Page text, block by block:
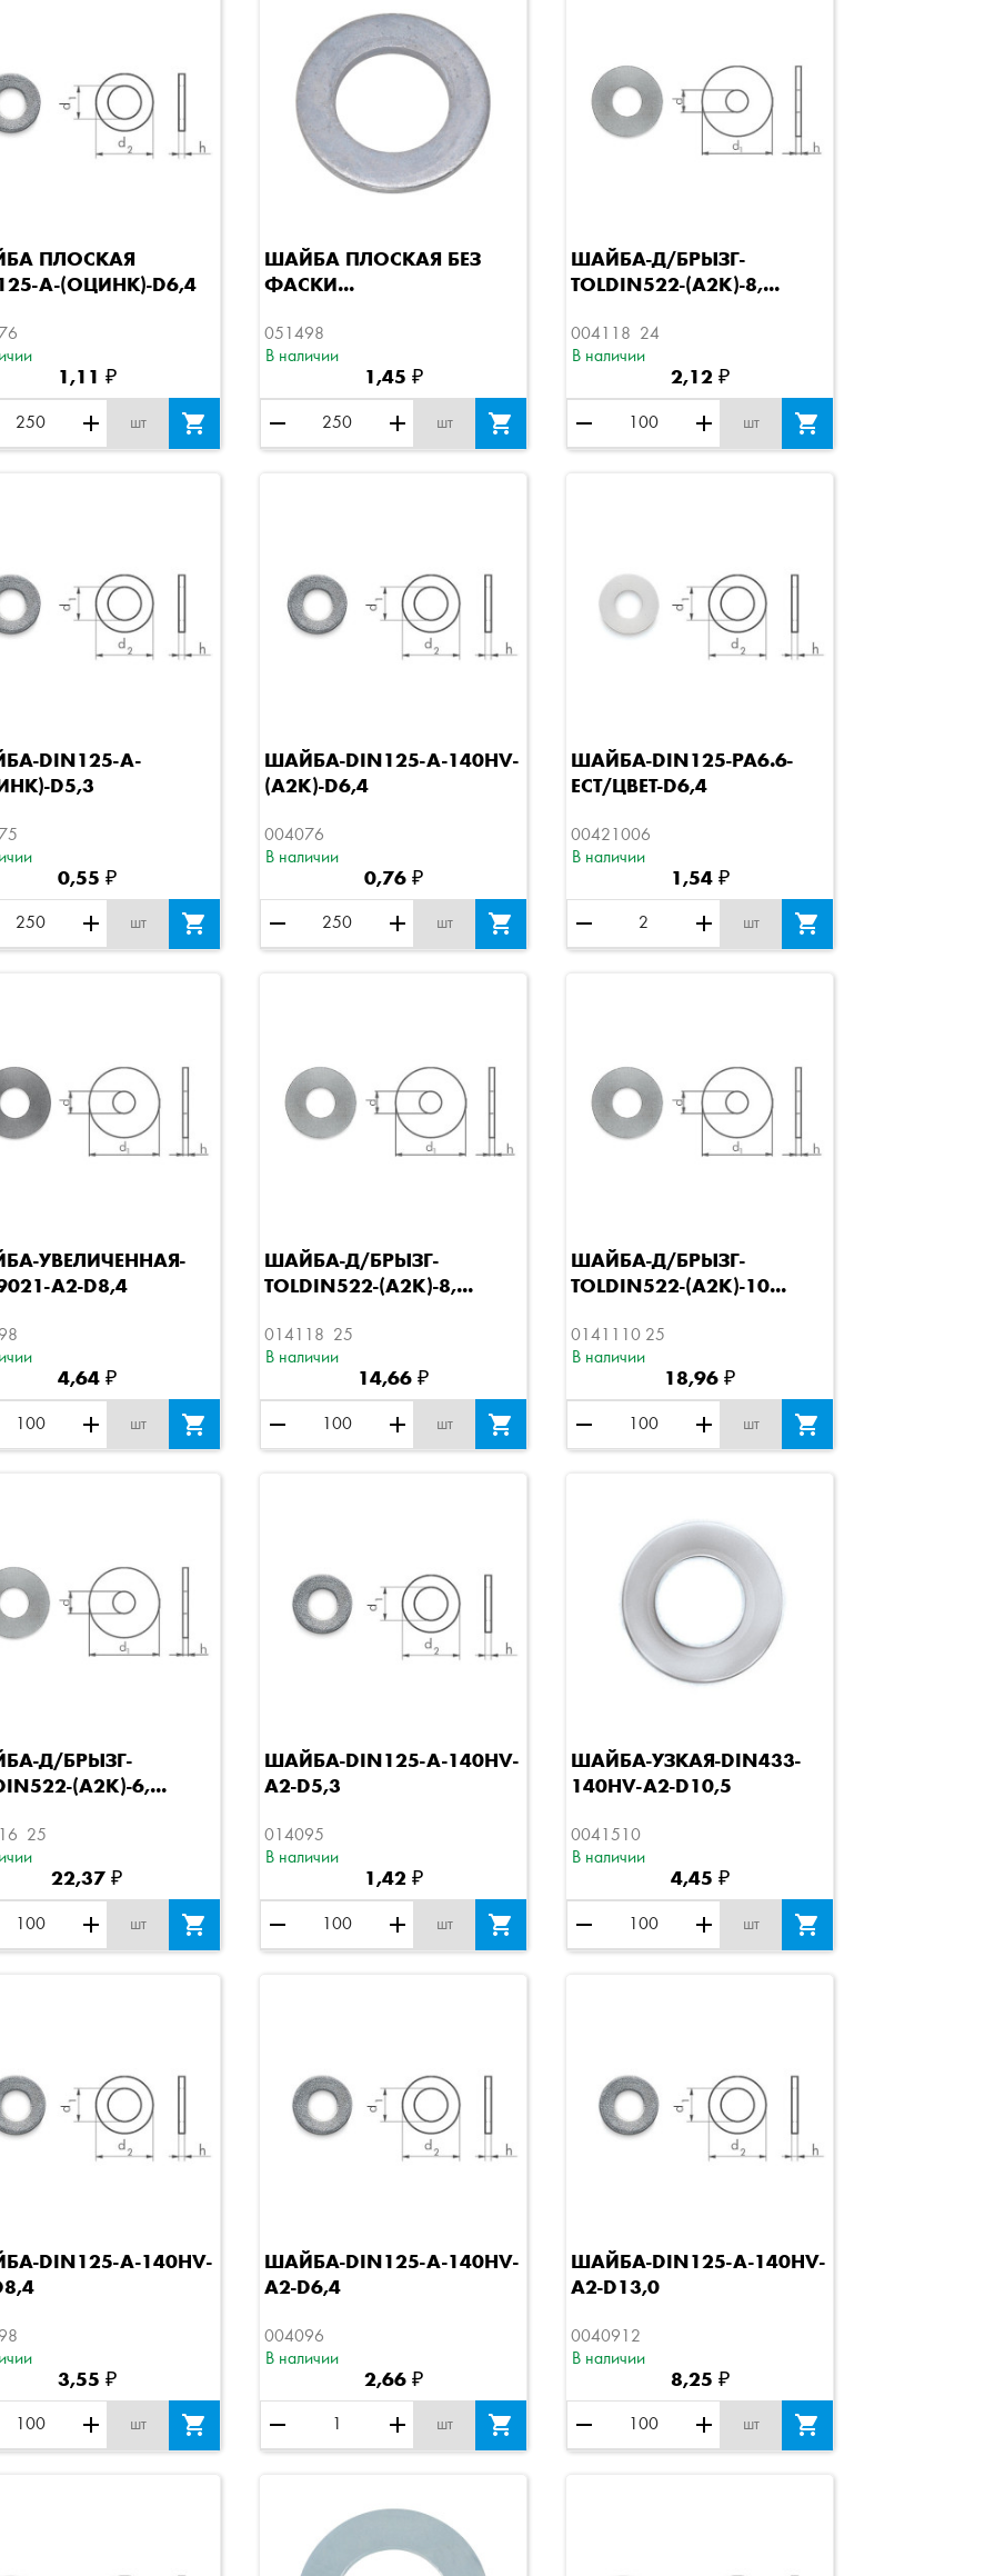
Быстрый просмотр
ПЛОСКАЯ
A-(ОЦИНК)-D6,4
1,11 ₽
add шт 
Быстрый просмотр
ШАЙБА ПЛОСКАЯ БЕЗ
ФАСКИ...
051498
В наличии
1,45 ₽
remove add шт 
Быстрый просмотр
ШАЙБА-Д/БРЫЗГ-
TOLDIN522-(A2K)-8,...
004118  24
В наличии
2,12 ₽
remove add шт 
Быстрый просмотр
DIN125-A-
D5,3
0,55 ₽
add шт 
Быстрый просмотр
ШАЙБА-DIN125-A-140HV-
(A2K)-D6,4
004076
В наличии
0,76 ₽
remove add шт 
Быстрый просмотр
ШАЙБА-DIN125-PA6.6-
ЕСТ/ЦВЕТ-D6,4
00421006
В наличии
1,54 ₽
remove add шт 
Быстрый просмотр
УВЕЛИЧЕННАЯ-
A2-D8,4
4,64 ₽
add шт 
Быстрый просмотр
ШАЙБА-Д/БРЫЗГ-
TOLDIN522-(A2K)-8,...
014118  25
В наличии
14,66 ₽
remove add шт 
Быстрый просмотр
ШАЙБА-Д/БРЫЗГ-
TOLDIN522-(A2K)-10...
0141110 25
В наличии
18,96 ₽
remove add шт 
Быстрый просмотр
Д/БРЫЗГ-
(A2K)-6,...
25
22,37 ₽
add шт 
Быстрый просмотр
ШАЙБА-DIN125-A-140HV-
A2-D5,3
014095
В наличии
1,42 ₽
remove add шт 
Быстрый просмотр
ШАЙБА-УЗКАЯ-DIN433-
140HV-A2-D10,5
0041510
В наличии
4,45 ₽
remove add шт 
Быстрый просмотр
DIN125-A-140HV-
3,55 ₽
add шт 
Быстрый просмотр
ШАЙБА-DIN125-A-140HV-
A2-D6,4
004096
В наличии
2,66 ₽
remove add шт 
Быстрый просмотр
ШАЙБА-DIN125-A-140HV-
A2-D13,0
0040912
В наличии
8,25 ₽
remove add шт 